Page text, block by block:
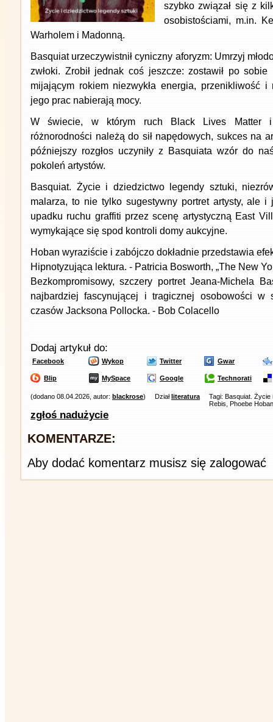
szybko związał się z
osobistościami, m.in.
Warholem i Madonną.
Basquiat urzeczywistnił cyniczny aforyzm: Umrzyj
zwłoki. Zrobił jednak coś jeszcze: zostawił po
mijającym rokiem niezwykła energia, przenikliwość i
jego prac nabierają mocy.
W świecie, w którym ruch Black Lives Matter i
różnorodności należą do sił napędowych, sukces na
późniejszy rozgłos uczyniły z Basquiata wzór do
pokoleń artystów.
Basquiat. Życie i dziedzictwo legendy sztuki,
malarza, to nie tylko sugestywny portret artysty, ale
upadku ruchu graffiti przez scenę artystyczną East
wymykające się spod kontroli domy aukcyjne.
Hoban wyraziście i zabójczo dokładnie przedstawia
Hipnotyzująca lektura. - Patricia Bosworth, „The New
Bezkompromisowy, szczery portret Jeana-Michela
najbardziej fascynującej i tragicznej osobowości w
czasów Jacksona Pollocka. - Bob Colacello
Dodaj artykuł do:
Facebook Wykop Twitter Gwar
Blip MySpace Google Technorati
(dodano 08.04.2026, autor: blackrose) Działliteratura
Tagi: Basquiat.
Rebis, Phoebe Hoban
zgłoś nadużycie
KOMENTARZE:
Aby dodać komentarz musisz się zalogować